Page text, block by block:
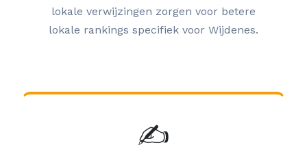
lokale verwijzingen zorgen voor betere
lokale rankings specifiek voor Wijdenes.
✍️